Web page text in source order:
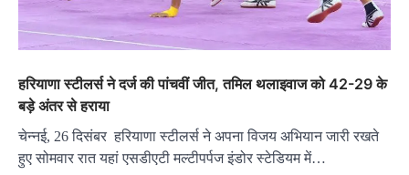
हरियाणा स्टीलर्स ने दर्ज की पांचवीं जीत, तमिल थलाइवाज को 42-29 के
बड़े अंतर से हराया
चेन्नई, 26 दिसंबर हरियाणा स्टीलर्स ने अपना विजय अभियान जारी रखते
हुए सोमवार रात यहां एसडीएटी मल्टीपर्पज इंडोर स्टेडियम में…